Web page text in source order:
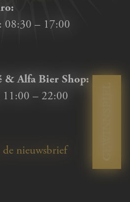
08:30 – 17:00
& Alfa Bier Shop:
11:00 – 22:00
nieuwsbrief